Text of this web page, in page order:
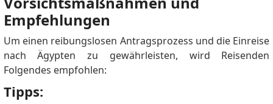
Empfehlungen
Um einen reibungslosen Antragsprozess und die Einreise
nach Ägypten zu gewährleisten, wird Reisenden
Folgendes empfohlen:
Tipps: